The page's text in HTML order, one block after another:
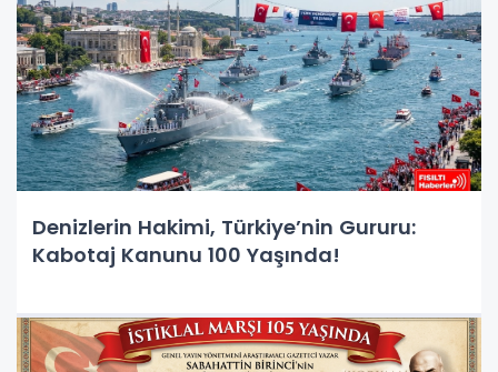
Denizlerin Hakimi, Türkiye’nin Gururu:
Kabotaj Kanunu 100 Yaşında!